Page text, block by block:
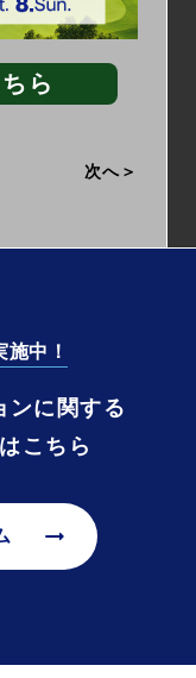
ら
次へ
中！
ンに関する
こちら
arrow_right_alt